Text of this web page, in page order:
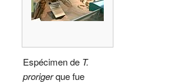
Espécimen de T.
prorigerque fue